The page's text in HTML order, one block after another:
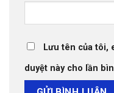
Lưu tên của tôi,
duyệt này cho lần